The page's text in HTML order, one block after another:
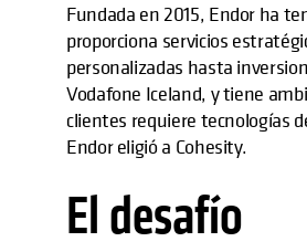
Fundada en 2015, Endor ha
proporciona servicios
personalizadas hasta
Vodafone Iceland, y tiene
clientes requiere tecnologías
Endor eligió a Cohesity.
El desafío